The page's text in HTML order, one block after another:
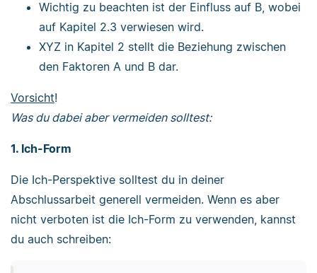
Wichtig zu beachten ist der Einfluss auf B, wobei
auf Kapitel 2.3 verwiesen wird.
XYZ in Kapitel 2 stellt die Beziehung zwischen
den Faktoren A und B dar.
Vorsicht!
Was du dabei aber vermeiden solltest:
1. Ich-Form
Die Ich-Perspektive solltest du in deiner
Abschlussarbeit generell vermeiden. Wenn es aber
nicht verboten ist die Ich-Form zu verwenden, kannst
du auch schreiben: